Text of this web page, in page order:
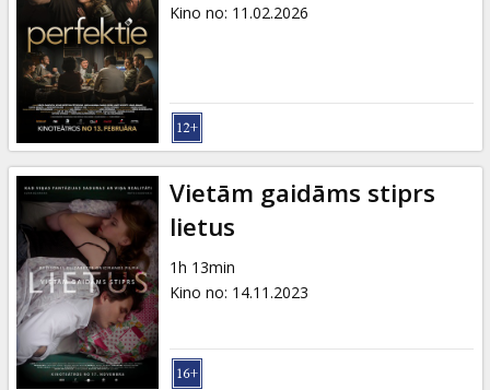
Dāvanu
kartes
Uzkodas
B2B
Kino
Klubs
Kino no: 11.02.2026
Vietām gaidāms stiprs
lietus
1h 13min
Kino no: 14.11.2023